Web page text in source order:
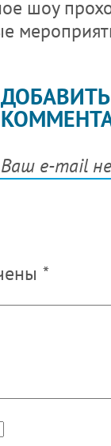
шоу
ДОБАВИТЬ
Ваш e-mail
*